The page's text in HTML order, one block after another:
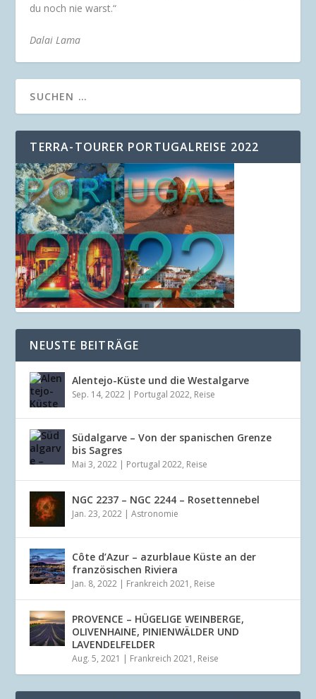
du noch nie warst.“
Dalai Lama
TERRA-TOURER PORTUGALREISE 2022
NEUSTE BEITRÄGE
Alentejo-Küste und die Westalgarve
Sep. 14, 2022 | Portugal 2022, Reise
Südalgarve – Von der spanischen Grenze
bis Sagres
Mai 3, 2022 | Portugal 2022, Reise
NGC 2237 – NGC 2244 – Rosettennebel
Jan. 23, 2022 |Astronomie
Côte d’Azur – azurblaue Küste an der
französischen Riviera
Jan. 8, 2022 | Frankreich 2021 , Reise
PROVENCE – HÜGELIGE WEINBERGE,
OLIVENHAINE, PINIENWÄLDER UND
LAVENDELFELDER
Aug. 5, 2021 | Frankreich 2021 , Reise